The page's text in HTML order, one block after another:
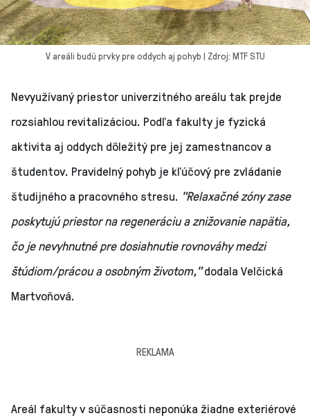
V areáli budú prvky pre oddych aj pohyb | Zdroj: MTF STU
Nevyužívaný priestor univerzitného areálu tak prejde
rozsiahlou revitalizáciou. Podľa fakulty je fyzická
aktivita aj oddych dôležitý pre jej zamestnancov a
študentov. Pravidelný pohyb je kľúčový pre zvládanie
študijného a pracovného stresu. "Relaxačné zóny zase
poskytujú priestor na regeneráciu a znižovanie napätia,
čo je nevyhnutné pre dosiahnutie rovnováhy medzi
štúdiom/prácou a osobným životom,"dodala Velčická
Martvoňová.
REKLAMA
Areál fakulty v súčasnosti neponúka žiadne exteriérové